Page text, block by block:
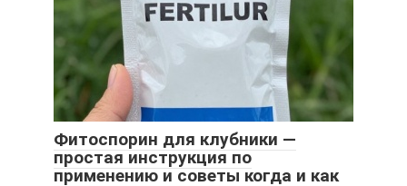
Фитоспорин для клубники —
простая инструкция по
применению и советы когда и как